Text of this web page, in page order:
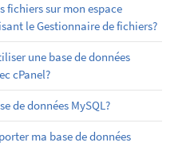
fichiers sur mon espace
le Gestionnaire de fichiers?
une base de données
cPanel?
de données MySQL?
ma base de données